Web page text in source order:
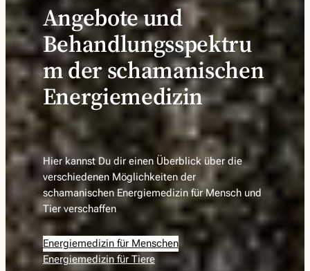
Angebote und
Behandlungsspektru
m der schamanischen
Energiemedizin
Hier kannst Du dir einen Überblick über die
verschiedenen Möglichkeiten der
schamanischen Energiemedizin für Mensch und
Tier verschaffen
Energiemedizin für Menschen
Energiemedizin für Tiere